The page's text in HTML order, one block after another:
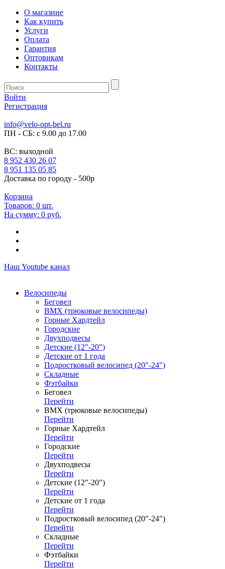
О магазине
Как купить
Услуги
Оплата
Гарантия
Оптовикам
Контакты
Войти
Регистрация
info@velo-opt-bel.ru
ПН - СБ: с 9.00 до 17.00
ВС: выходной
8 952 430 26 07
8 951 135 05 85
Доставка по городу - 500р
Корзина
Товаров: 0 шт.
На сумму: 0 руб.
Наш Youtube канал
Велосипеды
Беговел
ВМХ (трюковые велосипеды)
Горные Хардтейл
Городские
Двухподвесы
Детские (12"-20")
Детские от 1 года
Подростковый велосипед (20"-24")
Складные
Фэтбайки
Беговел
Перейти
ВМХ (трюковые велосипеды)
Перейти
Горные Хардтейл
Перейти
Городские
Перейти
Двухподвесы
Перейти
Детские (12"-20")
Перейти
Детские от 1 года
Перейти
Подростковый велосипед (20"-24")
Перейти
Складные
Перейти
Фэтбайки
Перейти